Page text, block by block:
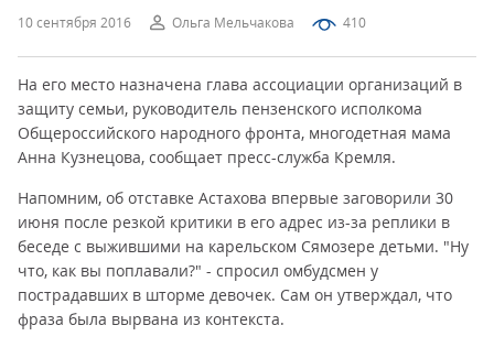
10 сентября 2016 Ольга Мельчакова 410
На его место назначена глава ассоциации организаций в
защиту семьи, руководитель пензенского исполкома
Общероссийского народного фронта, многодетная мама
Анна Кузнецова, сообщает пресс-служба Кремля.
Напомним, об отставке Астахова впервые заговорили 30
июня после резкой критики в его адрес из-за реплики в
беседе с выжившими на карельском Сямозере детьми. "Ну
что, как вы поплавали?" - спросил омбудсмен у
пострадавших в шторме девочек. Сам он утверждал, что
фраза была вырвана из контекста.